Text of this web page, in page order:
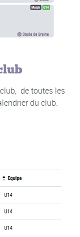
de toutes les
du club.